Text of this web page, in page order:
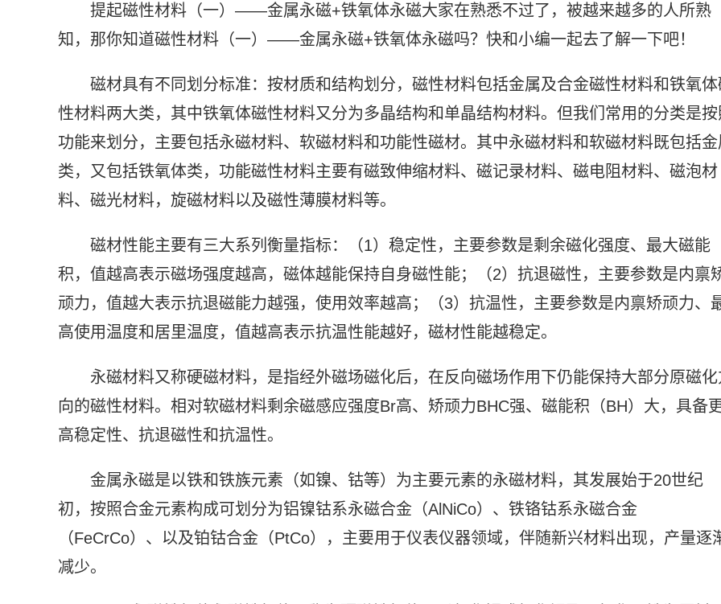
提起磁性材料（一）——金属永磁+铁氧体永磁大家在熟悉不过了，被越来越多的人所熟
知，那你知道磁性材料（一）——金属永磁+铁氧体永磁吗？快和小编一起去了解一下吧！
磁材具有不同划分标准：按材质和结构划分，磁性材料包括金属及合金磁性材料和铁氧体
性材料两大类，其中铁氧体磁性材料又分为多晶结构和单晶结构材料。但我们常用的分类是按
功能来划分，主要包括永磁材料、软磁材料和功能性磁材。其中永磁材料和软磁材料既包括金
类，又包括铁氧体类，功能磁性材料主要有磁致伸缩材料、磁记录材料、磁电阻材料、磁泡材
料、磁光材料，旋磁材料以及磁性薄膜材料等。
磁材性能主要有三大系列衡量指标：（1）稳定性，主要参数是剩余磁化强度、最大磁能
积，值越高表示磁场强度越高，磁体越能保持自身磁性能；（2）抗退磁性，主要参数是内禀
顽力，值越大表示抗退磁能力越强，使用效率越高；（3）抗温性，主要参数是内禀矫顽力、
高使用温度和居里温度，值越高表示抗温性能越好，磁材性能越稳定。
永磁材料又称硬磁材料，是指经外磁场磁化后，在反向磁场作用下仍能保持大部分原磁化
向的磁性材料。相对软磁材料剩余磁感应强度Br高、矫顽力BHC强、磁能积（BH）大，具备
高稳定性、抗退磁性和抗温性。
金属永磁是以铁和铁族元素（如镍、钴等）为主要元素的永磁材料，其发展始于20世纪
初，按照合金元素构成可划分为铝镍钴系永磁合金（AlNiCo）、铁铬钴系永磁合金
（FeCrCo）、以及铂钴合金（PtCo），主要用于仪表仪器领域，伴随新兴材料出现，产量逐
减少。